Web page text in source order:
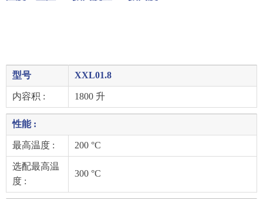
型号 XXL01.8
内容积 : 1800 升
性能 :
最高温度 : 200 °C
选配最高温
度 :
300 °C